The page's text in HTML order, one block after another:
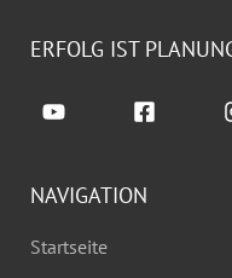
ERFOLG IST
NAVIGATION
Startseite